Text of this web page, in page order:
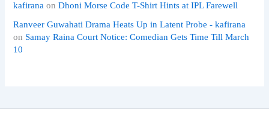
kafirana onDhoni Morse Code T-Shirt Hints at IPL Farewell
Ranveer Guwahati Drama Heats Up in Latent Probe - kafirana
on Samay Raina Court Notice: Comedian Gets Time Till March
10